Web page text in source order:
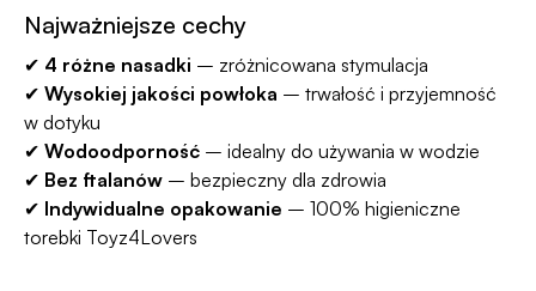
Najważniejsze cechy
✔ 4 różne nasadki – zróżnicowana stymulacja
✔ Wysokiej jakości powłoka – trwałość i przyjemność
w dotyku
✔ Wodoodporność – idealny do używania w wodzie
✔ Bez ftalanów – bezpieczny dla zdrowia
✔ Indywidualne opakowanie – 100% higieniczne
torebki Toyz4Lovers